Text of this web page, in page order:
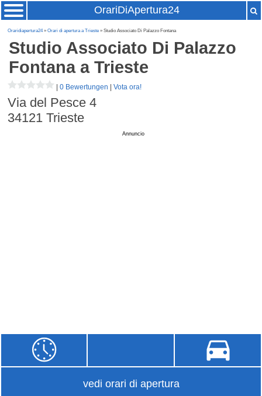
OrariDiApertura24
Oraridiapertura24»Orari di apertura a Trieste » Studio Associato Di Palazzo Fontana
Studio Associato Di Palazzo
Fontanaa Trieste
|0 Bewertungen |Vota ora!
Via del Pesce 4
34121 Trieste
Annuncio
vedi orari di apertura